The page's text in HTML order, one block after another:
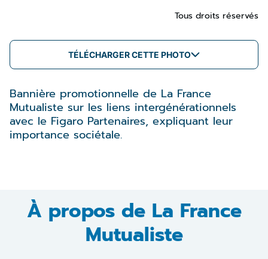
Tous droits réservés
TÉLÉCHARGER CETTE PHOTO
Bannière promotionnelle de La France
Mutualiste sur les liens intergénérationnels
avec le Figaro Partenaires, expliquant leur
importance sociétale.
À propos de La France
Mutualiste